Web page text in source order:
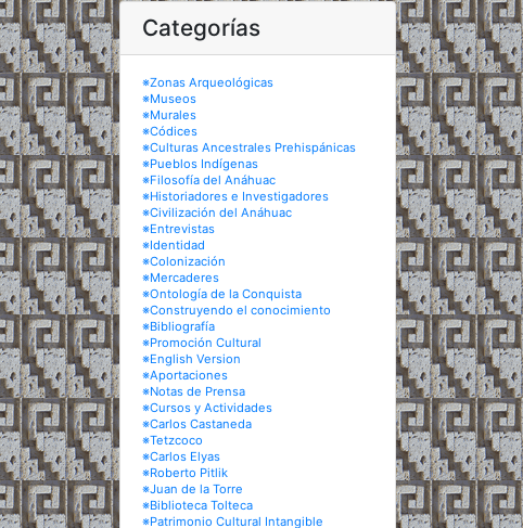
Categorías
※Zonas Arqueológicas
※Museos
※Murales
※Códices
※Culturas Ancestrales Prehispánicas
※Pueblos Indígenas
※Filosofía del Anáhuac
※Historiadores e Investigadores
※Civilización del Anáhuac
※Entrevistas
※Identidad
※Colonización
※Mercaderes
※Ontología de la Conquista
※Construyendo el conocimiento
※Bibliografía
※Promoción Cultural
※English Version
※Aportaciones
※Notas de Prensa
※Cursos y Actividades
※Carlos Castaneda
※Tetzcoco
※Carlos Elyas
※Roberto Pitlik
※Juan de la Torre
※Biblioteca Tolteca
※Patrimonio Cultural Intangible